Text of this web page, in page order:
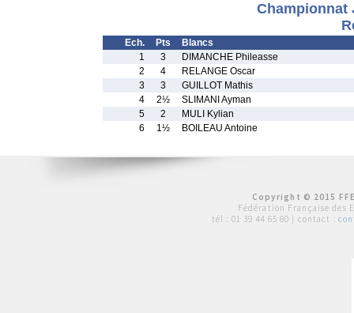
Championnat
Ech. Pts
Blancs
1
3
DIMANCHE Phileasse
2
4
RELANGE Oscar
3
3
GUILLOT Mathis
4
2½
SLIMANI Ayman
5
2
MULI Kylian
6
1½ BOILEAU Antoine
Copyright © 2015
Fédération Française des
tél : 01 39 44 65 80 | contact :